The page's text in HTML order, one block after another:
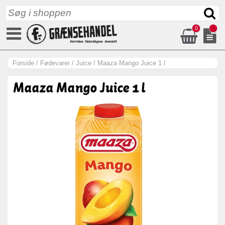
0
Forside / Fødevarer / Juice / Maaza Mango Juice 1 l
Maaza Mango Juice 1 l